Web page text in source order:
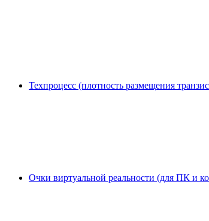
Техпроцесс (плотность размещения
Очки виртуальной реальности (для ПК и